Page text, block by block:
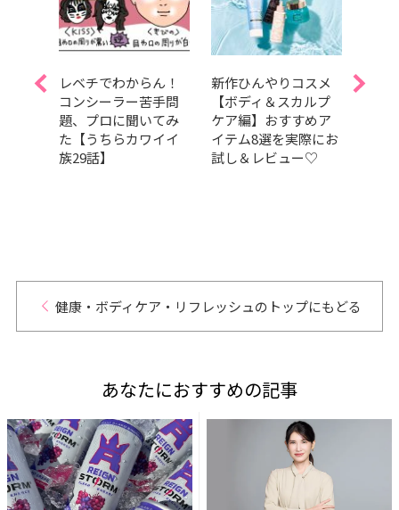
レベチでわからん！
コンシーラー苦手問
題、プロに聞いてみ
た【うちらカワイイ
族29話】
新作ひんやりコスメ
【ボディ＆スカルプ
ケア編】おすすめア
イテム8選を実際にお
試し＆レビュー♡
夏を
健康・ボディケア・リフレッシュのトップにもどる
あなたにおすすめの記事